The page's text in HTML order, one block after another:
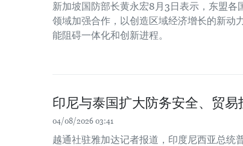
新加坡国防部长黄永宏8月3日表示，东盟各
领域加强合作，以创造区域经济增长的新动
能阻碍一体化和创新进程。
印尼与泰国扩大防务安全、贸易
04/08/2026 03:41
越通社驻雅加达记者报道，印度尼西亚总统